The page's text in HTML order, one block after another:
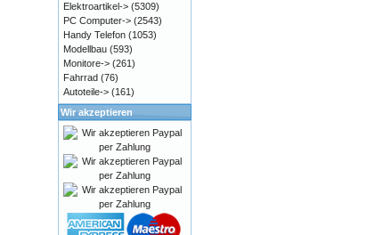
Elektroartikel-> (5309)
PC Computer-> (2543)
Handy Telefon (1053)
Modellbau (593)
Monitore-> (261)
Fahrrad (76)
Autoteile-> (161)
Wir akzeptieren